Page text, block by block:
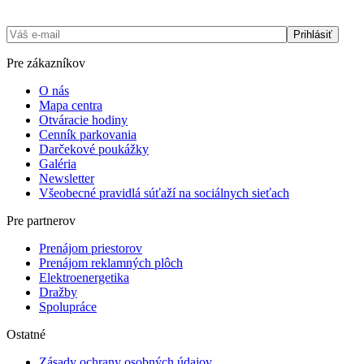
Pre zákazníkov
O nás
Mapa centra
Otváracie hodiny
Cenník parkovania
Darčekové poukážky
Galéria
Newsletter
Všeobecné pravidlá súťaží na sociálnych sieťach
Pre partnerov
Prenájom priestorov
Prenájom reklamných plôch
Elektro­­­energetika
Dražby
Spolupráce
Ostatné